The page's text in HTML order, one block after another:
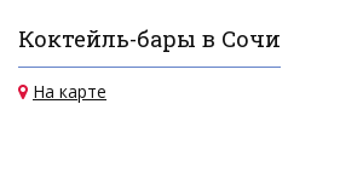
Коктейль-бары в Сочи
На карте